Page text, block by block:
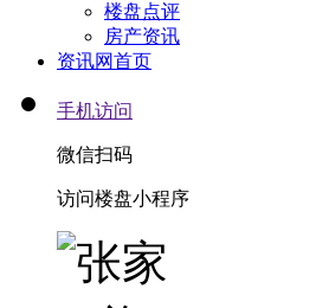
楼盘点评
房产资讯
资讯网首页
手机访问
微信扫码
访问楼盘小程序